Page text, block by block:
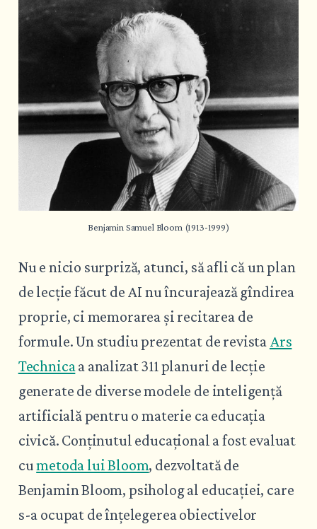
Benjamin Samuel Bloom (1913-1999)
Nu e nicio surpriză, atunci, să afli că un plan
de lecție făcut de AI nu încurajează gîndirea
proprie, ci memorarea și recitarea de
formule. Un studiu prezentat de revista Ars
Technica a analizat 311 planuri de lecție
generate de diverse modele de inteligență
artificială pentru o materie ca educația
civică. Conținutul educațional a fost evaluat
cumetoda lui Bloom, dezvoltată de
Benjamin Bloom, psiholog al educației, care
s-a ocupat de înțelegerea obiectivelor